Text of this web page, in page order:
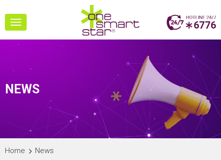
Toggle
navigation
NEWS
Home News